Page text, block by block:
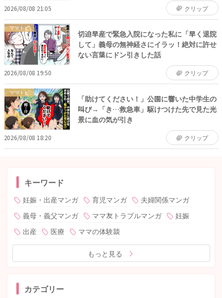
2026/08/08 21:05 クリップ
ママトピ
切迫早産で緊急入院になった私に「早く退院
して」義母の無神経さにイラッ！絶対に許せ
ない言葉にドン引きした話
2026/08/08 19:50 クリップ
ママトピ
「助けてください！」公園に響いた中学生の
叫び→「き…救急車」駆けつけた先で見た光
景に血の気が引き
2026/08/08 18:20 クリップ
キーワード
妊娠・出産マンガ 育児マンガ
夫婦関係マンガ
義母・義父マンガ
ママ友トラブルマンガ
妊娠
出産
医療 ママの体験談
もっと見る
カテゴリー